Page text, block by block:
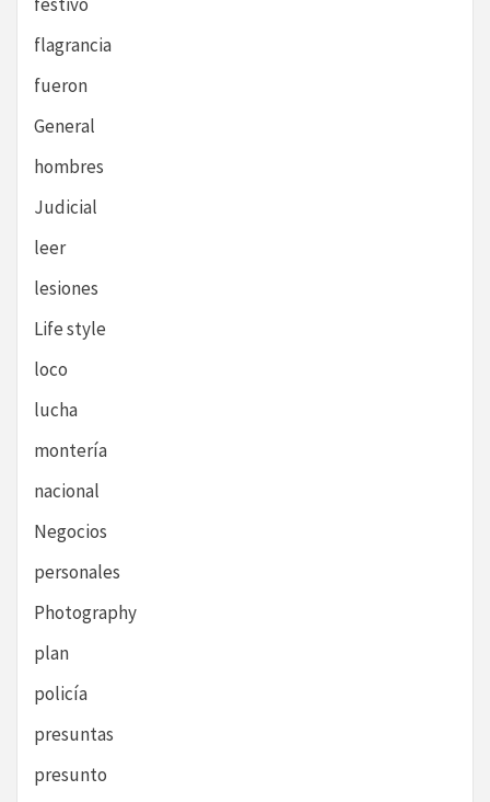
flagrancia
fueron
General
hombres
Judicial
leer
lesiones
Life style
loco
lucha
montería
nacional
Negocios
personales
Photography
plan
policía
presuntas
presunto